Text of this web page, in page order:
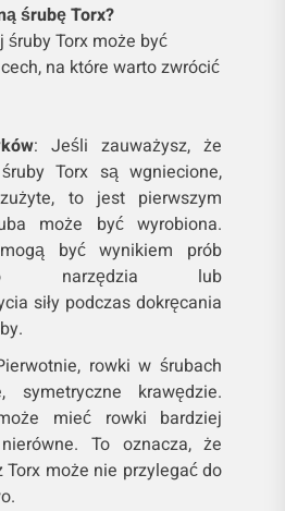
śrubę Torx?
Torx może być
na które warto zwrócić
: Jeśli zauważysz, że
Torx są wgniecione,
to jest pierwszym
może być wyrobiona.
być wynikiem prób
narzędzia lub
siły podczas dokręcania
rowki w śrubach
krawędzie.
mieć rowki bardziej
To oznacza, że
może nie przylegać do